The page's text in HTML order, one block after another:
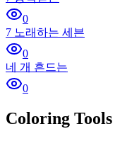
0
7 노래하는 세븐
0
네 개 흔드는
0
Coloring Tools